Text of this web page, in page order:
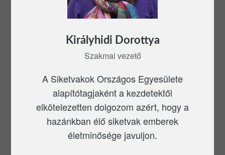
Királyhidi Dorottya
Szakmai vezető
A Siketvakok Országos Egyesülete
alapítótagjaként a kezdetektől
elkötelezetten dolgozom azért, hogy a
hazánkban élő siketvak emberek
életminősége javuljon.